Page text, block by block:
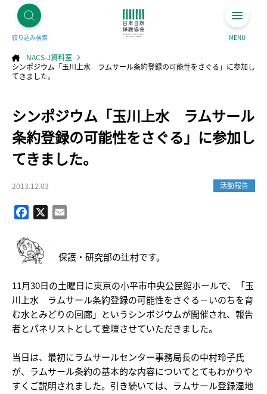
絞り込み検索 MENU
NACS-J資料室
シンポジウム「玉川上水 ラムサール条約登録の可能性をさぐる」に参加し
てきました。
シンポジウム「玉川上水 ラムサール
条約登録の可能性をさぐる」に参加し
てきました。
2013.12.03 活動報告
Facebook
保護・研究部の辻村です。
11月30日の土曜日に東京の小平市中央公民館ホールで、「玉
川上水 ラムサール条約登録の可能性をさぐる－いのちを育
む水とみどりの回廊」というシンポジウムが開催され、報告
者とパネリストとして登壇させていただきました。
当日は、最初にラムサールセンター事務局長の中村玲子氏
が、ラムサール条約の基本的な内容についてとてもわかりや
すくご説明されました。引き続いては、ラムサール登録湿地